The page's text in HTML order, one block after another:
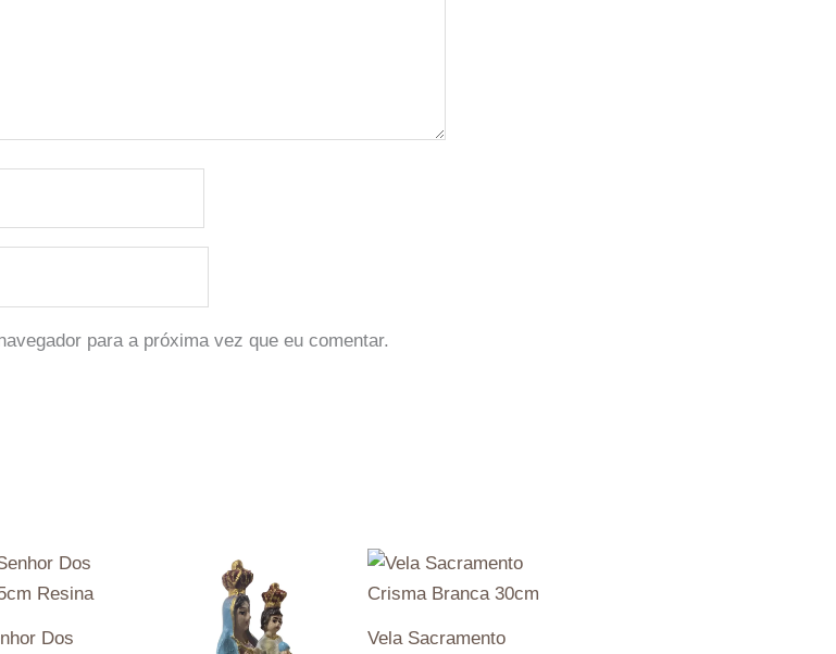
para a próxima vez que eu comentar.
Dos
Vela Sacramento